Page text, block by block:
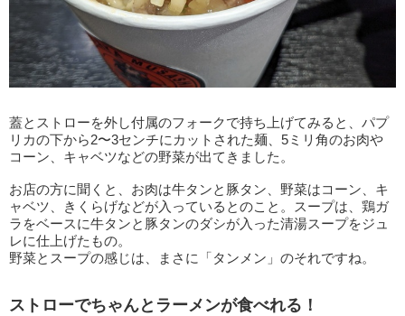
蓋とストローを外し付属のフォークで持ち上げてみると、パプ
リカの下から2〜3センチにカットされた麺、5ミリ角のお肉や
コーン、キャベツなどの野菜が出てきました。
お店の方に聞くと、お肉は牛タンと豚タン、野菜はコーン、キ
ャベツ、きくらげなどが入っているとのこと。スープは、鶏ガ
ラをベースに牛タンと豚タンのダシが入った清湯スープをジュ
レに仕上げたもの。
野菜とスープの感じは、まさに「タンメン」のそれですね。
ストローでちゃんとラーメンが食べれる！